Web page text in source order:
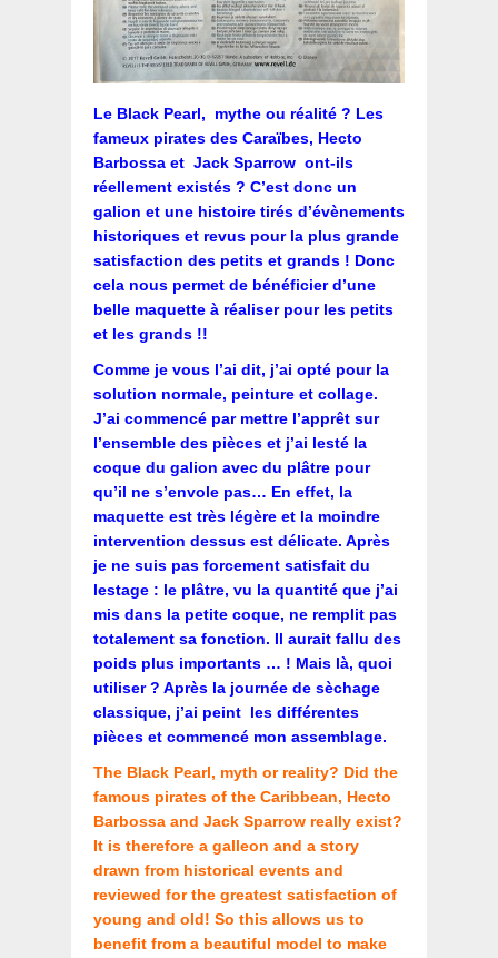
Le Black Pearl, mythe ou réalité ? Les
fameux pirates des Caraïbes, Hecto
Barbossa et Jack Sparrow ont-ils
réellement existés ? C’est donc un
galion et une histoire tirés d’évènements
historiques et revus pour la plus grande
satisfaction des petits et grands ! Donc
cela nous permet de bénéficier d’une
belle maquette à réaliser pour les petits
et les grands !!
Comme je vous l’ai dit, j’ai opté pour la
solution normale, peinture et collage.
J’ai commencé par mettre l’apprêt sur
l’ensemble des pièces et j’ai lesté la
coque du galion avec du plâtre pour
qu’il ne s’envole pas… En effet, la
maquette est très légère et la moindre
intervention dessus est délicate. Après
je ne suis pas forcement satisfait du
lestage : le plâtre, vu la quantité que j’ai
mis dans la petite coque, ne remplit pas
totalement sa fonction. Il aurait fallu des
poids plus importants … ! Mais là, quoi
utiliser ? Après la journée de sèchage
classique, j’ai peint les différentes
pièces et commencé mon assemblage.
The Black Pearl, myth or reality? Did the
famous pirates of the Caribbean, Hecto
Barbossa and Jack Sparrow really exist?
It is therefore a galleon and a story
drawn from historical events and
reviewed for the greatest satisfaction of
young and old! So this allows us to
benefit from a beautiful model to make